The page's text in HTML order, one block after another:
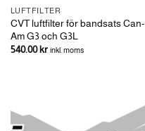
LUFTFILTER
CVT luftfilter för bandsats Can-
Am G3 och G3L
540.00kr inkl. moms